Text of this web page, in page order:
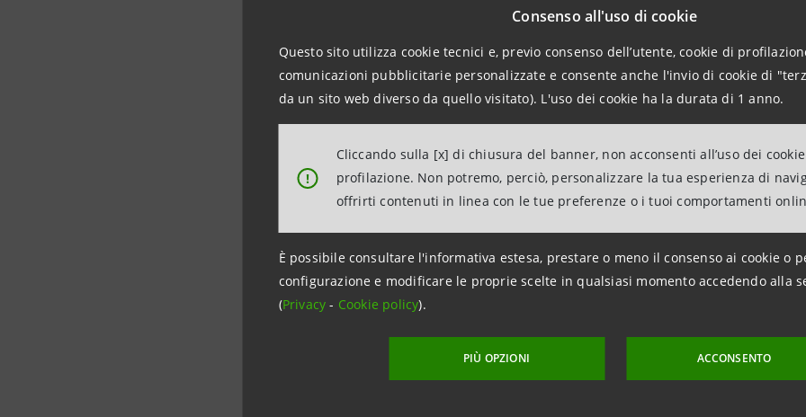
Consenso all'uso di cookie
Questo sito utilizza cookie tecnici e, previo consenso dell’utente, cookie di
comunicazioni pubblicitarie personalizzate e consente anche l'invio di cookie di
da un sito web diverso da quello visitato). L'uso dei cookie ha la durata di 1 anno.
!
Cliccando sulla [x] di chiusura del banner, non acconsenti all’uso dei
profilazione. Non potremo, perciò, personalizzare la tua esperienza di
offrirti contenuti in linea con le tue preferenze o i tuoi comportamenti
È possibile consultare l'informativa estesa, prestare o meno il consenso ai cookie o
configurazione e modificare le proprie scelte in qualsiasi momento accedendo alla
(Privacy- Cookie policy).
PIÙ OPZIONI ACCONSENTO
che rappresenta una delle le principali incognite nel lavoro
Grazie a questo accordo, Ortofruit potrà sviluppare ulteriormente
recupero degli scartidi produzione che poi trovano impiego in
degli integratori alimentari.
Con Ortofuit, anche il settore dell’agricoltura entra a far parte del
pensato per consentire alle aziende della filiera di beneficiare dei
capofiliera.